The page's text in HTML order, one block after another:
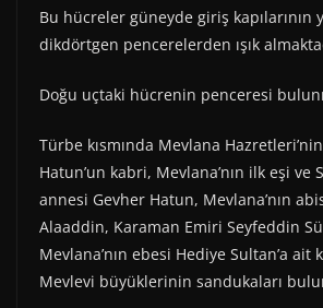
Bu hücreler güneyde giriş kapılarının
dikdörtgen pencerelerden ışık
Doğu uçtaki hücrenin penceresi
Türbe kısmında Mevlana
Hatun’un kabri, Mevlana’nın ilk eşi ve
annesi Gevher Hatun, Mevlana’nın
Alaaddin, Karaman Emiri Seyfeddin
Mevlana’nın ebesi Hediye Sultan’a
Mevlevi büyüklerinin sandukaları